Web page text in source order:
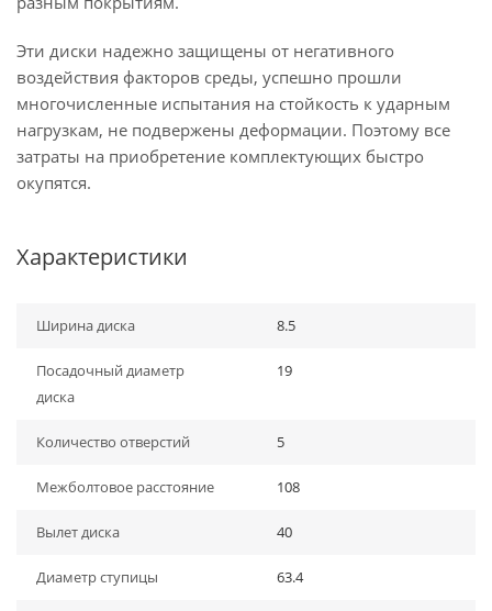
Эти диски надежно защищены от негативного
воздействия факторов среды, успешно прошли
многочисленные испытания на стойкость к ударным
нагрузкам, не подвержены деформации. Поэтому все
затраты на приобретение комплектующих быстро
окупятся.
Характеристики
Ширина диска 8.5
Посадочный диаметр
диска
19
Количество отверстий 5
Межболтовое расстояние 108
Вылет диска 40
Диаметр ступицы 63.4